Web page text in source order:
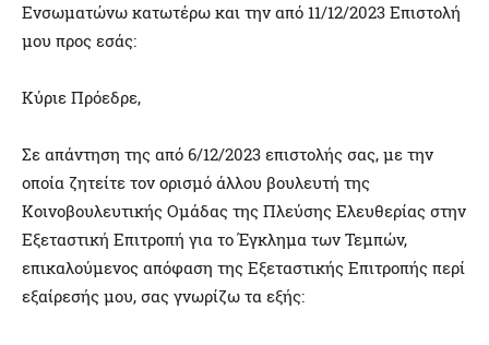
Ενσωματώνω κατωτέρω και την από 11/12/2023 Επιστολή
μου προς εσάς:
Κύριε Πρόεδρε,
Σε απάντηση της από 6/12/2023 επιστολής σας, με την
οποία ζητείτε τον ορισμό άλλου βουλευτή της
Κοινοβουλευτικής Ομάδας της Πλεύσης Ελευθερίας στην
Εξεταστική Επιτροπή για το Έγκλημα των Τεμπών,
επικαλούμενος απόφαση της Εξεταστικής Επιτροπής περί
εξαίρεσής μου, σας γνωρίζω τα εξής: